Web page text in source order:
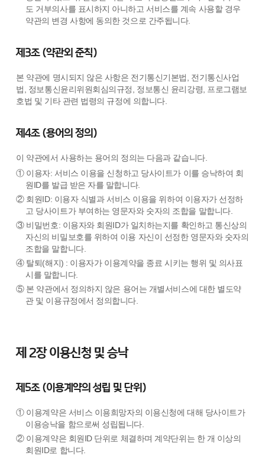
도 거부의사를 표시하지 아니하고 서비스를 계속 사용할 경우
약관의 변경 사항에 동의한 것으로 간주됩니다.
제3조 (약관외 준칙)
본 약관에 명시되지 않은 사항은 전기통신기본법, 전기통신사업
법, 정보통신윤리위원회심의규정, 정보통신 윤리강령, 프로그램보
호법 및 기타 관련 법령의 규정에 의합니다.
제4조 (용어의 정의)
이 약관에서 사용하는 용어의 정의는 다음과 같습니다.
① 이용자: 서비스 이용을 신청하고 당사이트가 이를 승낙하여 회
원ID를 발급 받은 자를 말합니다.
② 회원ID: 이용자 식별과 서비스 이용을 위하여 이용자가 선정하
고 당사이트가 부여하는 영문자와 숫자의 조합을 말합니다.
③ 비밀번호: 이용자와 회원ID가 일치하는지를 확인하고 통신상의
자신의 비밀보호를 위하여 이용 자신이 선정한 영문자와 숫자의
조합을 말합니다.
④ 탈퇴(해지) : 이용자가 이용계약을 종료 시키는 행위 및 의사표
시를 말합니다.
⑤ 본 약관에서 정의하지 않은 용어는 개별서비스에 대한 별도약
관 및 이용규정에서 정의합니다.
제 2장 이용신청 및 승낙
제5조 (이용계약의 성립 및 단위)
① 이용계약은 서비스 이용희망자의 이용신청에 대해 당사이트가
이용승낙을 함으로써 성립됩니다.
② 이용계약은 회원ID 단위로 체결하며 계약단위는 한 개 이상의
회원ID로 합니다.